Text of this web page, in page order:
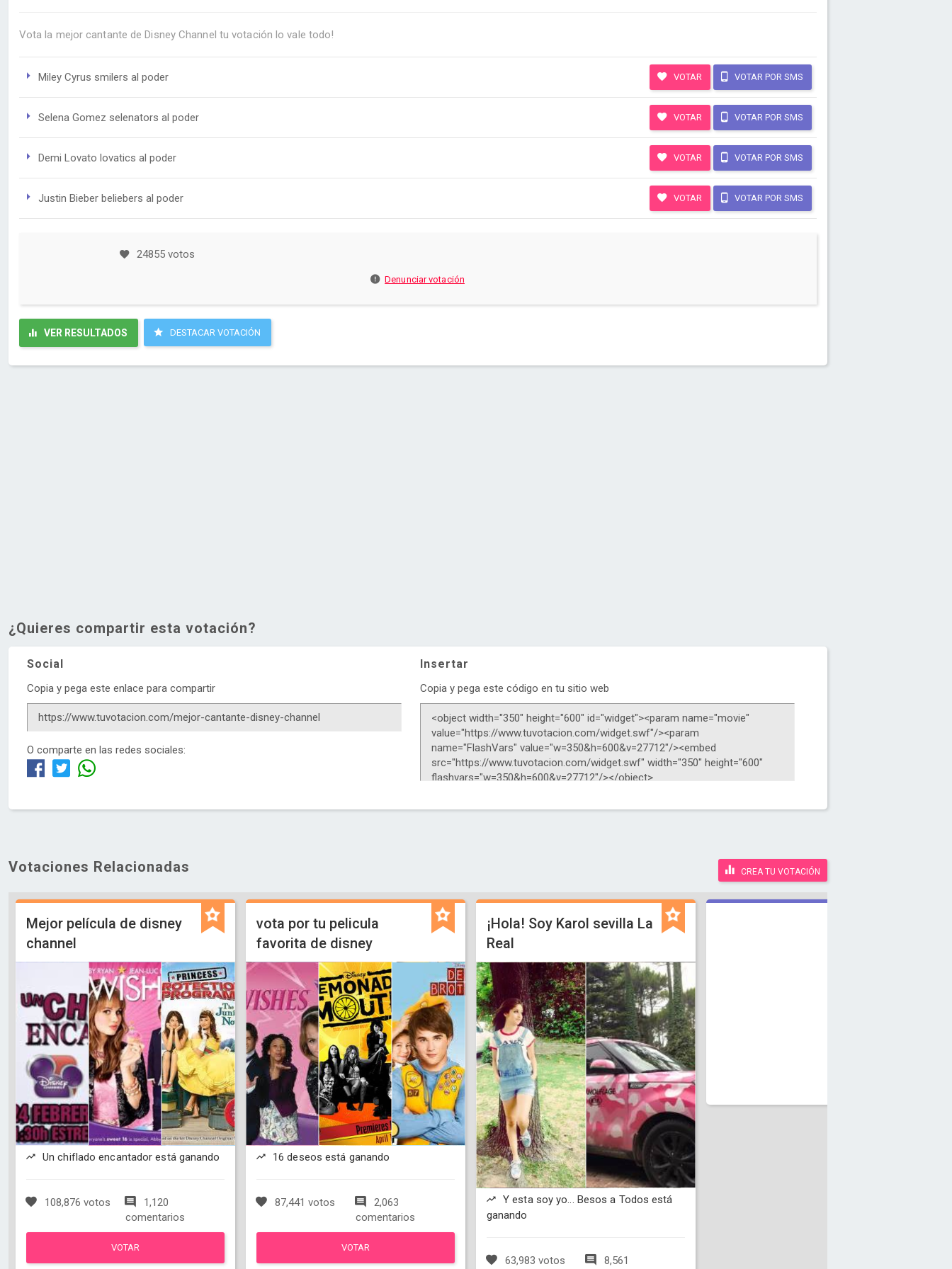
Vota la mejor cantante de Disney Channel tu votación lo vale todo!
Miley Cyrus smilers al poder VOTAR VOTAR POR SMS
Selena Gomez selenators al poder VOTAR VOTAR POR SMS
Demi Lovato lovatics al poder VOTAR VOTAR POR SMS
Justin Bieber beliebers al poder VOTAR VOTAR POR SMS
24855 votos
Denunciar votación
VER RESULTADOS DESTACAR VOTACIÓN
¿Quieres compartir esta votación?
Social Insertar
Copia y pega este enlace para compartir
O comparte en las redes sociales:
Copia y pega este código en tu sitio web
Votaciones Relacionadas CREA TU VOTACIÓN
Mejor película de disney
channel
Un chiflado encantador está ganando
108,876 votos
1,120
comentarios
VOTAR
vota por tu pelicula
favorita de disney
16 deseos está ganando
87,441 votos
2,063
comentarios
VOTAR
¡Hola! Soy Karol sevilla La
Real
Y esta soy yo... Besos a Todos está
ganando
63,983 votos 8,561